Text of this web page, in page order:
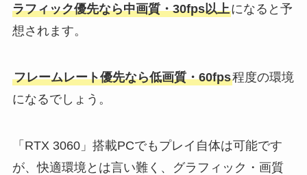
ラフィック優先なら中画質・30fps以上になると予
想されます。
フレームレート優先なら低画質・60fps程度の環境
になるでしょう。
「RTX 3060」搭載PCでもプレイ自体は可能です
が、快適環境とは言い難く、グラフィック・画質